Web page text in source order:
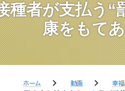
種者が支払う“
康をもて
ホーム chevron_right 動画 chevron_right 幸